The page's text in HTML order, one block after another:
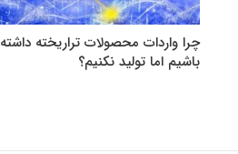
چرا واردات محصولات تراریخته داشته
باشیم اما تولید نکنیم؟